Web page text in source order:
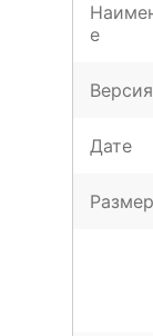
е
Версия
Дате